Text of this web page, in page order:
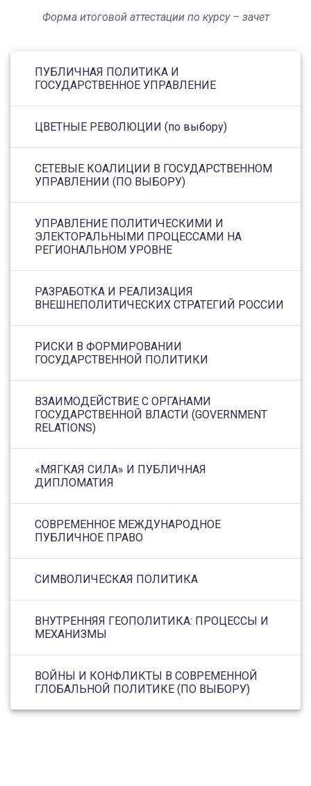
ПУБЛИЧНАЯ ПОЛИТИКА И
ГОСУДАРСТВЕННОЕ УПРАВЛЕНИЕ
ЦВЕТНЫЕ РЕВОЛЮЦИИ (по выбору)
СЕТЕВЫЕ КОАЛИЦИИ В ГОСУДАРСТВЕННОМ
УПРАВЛЕНИИ (ПО ВЫБОРУ)
УПРАВЛЕНИЕ ПОЛИТИЧЕСКИМИ И
ЭЛЕКТОРАЛЬНЫМИ ПРОЦЕССАМИ НА
РЕГИОНАЛЬНОМ УРОВНЕ
РАЗРАБОТКА И РЕАЛИЗАЦИЯ
ВНЕШНЕПОЛИТИЧЕСКИХ СТРАТЕГИЙ РОССИИ
РИСКИ В ФОРМИРОВАНИИ
ГОСУДАРСТВЕННОЙ ПОЛИТИКИ
ВЗАИМОДЕЙСТВИЕ С ОРГАНАМИ
ГОСУДАРСТВЕННОЙ ВЛАСТИ (GOVERNMENT
RELATIONS)
«МЯГКАЯ СИЛА» И ПУБЛИЧНАЯ
ДИПЛОМАТИЯ
СОВРЕМЕННОЕ МЕЖДУНАРОДНОЕ
ПУБЛИЧНОЕ ПРАВО
СИМВОЛИЧЕСКАЯ ПОЛИТИКА
ВНУТРЕННЯЯ ГЕОПОЛИТИКА: ПРОЦЕССЫ И
МЕХАНИЗМЫ
ВОЙНЫ И КОНФЛИКТЫ В СОВРЕМЕННОЙ
ГЛОБАЛЬНОЙ ПОЛИТИКЕ (ПО ВЫБОРУ)
Форма итоговой аттестации по курсу – зачет